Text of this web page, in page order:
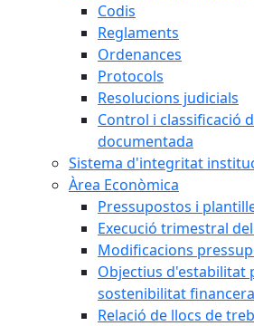
Codis
Reglaments
Ordenances
Protocols
Resolucions judicials
Control i classificació
documentada
Sistema d'integritat
Àrea Econòmica
Pressupostos i
Execució trimestral
Modificacions
Objectius d'estabilitat
sostenibilitat financera
Relació de llocs de